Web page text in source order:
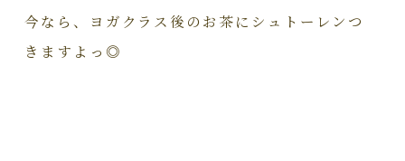
今なら、ヨガクラス後のお茶にシュトーレンつ
きますよっ◎